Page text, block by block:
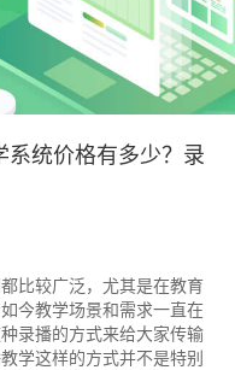
统价格有多少？录
比较广泛，尤其是在教育
今教学场景和需求一直在
录播的方式来给大家传输
学这样的方式并不是特别